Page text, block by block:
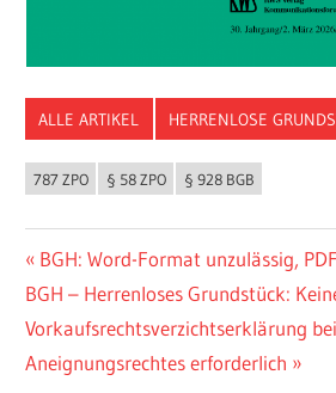
ALLE ARTIKEL HERRENLOSE
787 ZPO § 58 ZPO § 928 BGB
Beitragsnavigation
Vorheriger
Beitrag:
BGH: Word-Format unzulässig,
Nächster
Beitrag:
BGH – Herrenloses Grundstück:
Vorkaufsrechtsverzichtserklärung
Aneignungsrechtes erforderlich